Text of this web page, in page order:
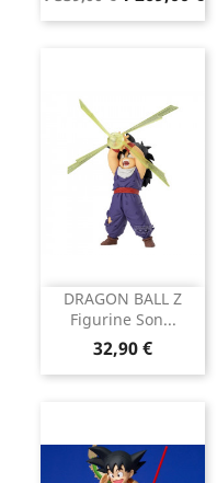
de
DRAGON BALL Z
Figurine Son...
Prix
32,90 €